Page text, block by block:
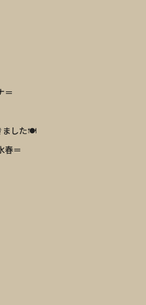
＝
ました🍽️
春＝